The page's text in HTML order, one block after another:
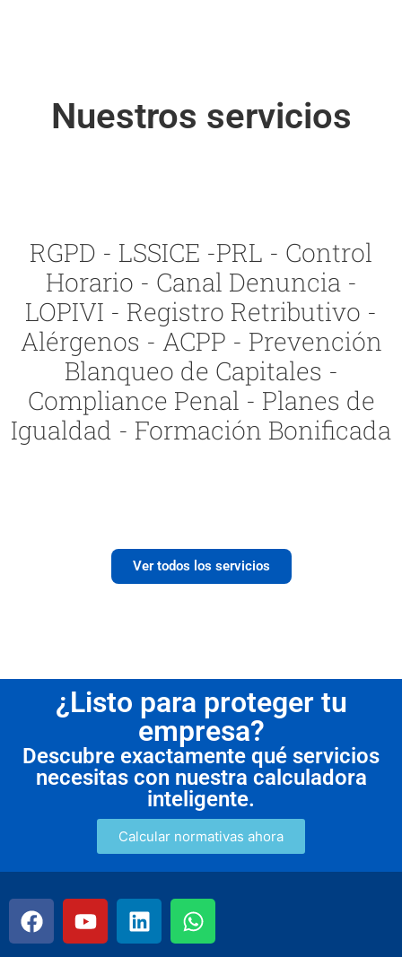
Nuestros servicios
RGPD - LSSICE -PRL - Control
Horario - Canal Denuncia -
LOPIVI - Registro Retributivo -
Alérgenos - ACPP - Prevención
Blanqueo de Capitales -
Compliance Penal - Planes de
Igualdad - Formación Bonificada
Ver todos los servicios
¿Listo para proteger tu
empresa?
Descubre exactamente qué servicios
necesitas con nuestra calculadora
inteligente.
Calcular normativas ahora